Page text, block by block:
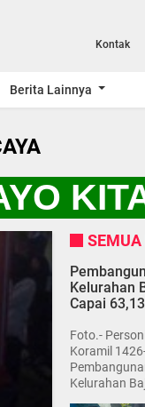
Kontak
Berita Lainnya
KITA
Kelurahan
Capai
Foto.-
Koramil
Kelurahan